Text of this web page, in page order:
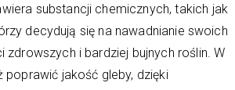
substancji chemicznych, takich jak
decydują się na nawadnianie swoich
i bardziej bujnych roślin. W
jakość gleby, dzięki